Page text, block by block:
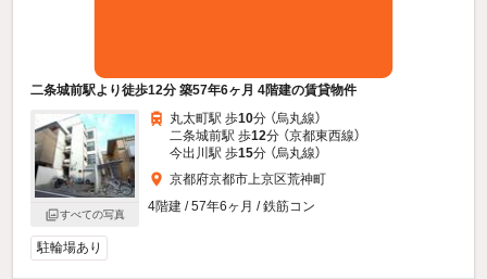
二条城前駅より徒歩12分 築57年6ヶ月 4階建の賃貸物件
すべての写真
丸太町駅 歩10分 （烏丸線）
二条城前駅 歩12分 （京都東西線）
今出川駅 歩15分 （烏丸線）
京都府京都市上京区荒神町
4階建 / 57年6ヶ月 / 鉄筋コン
駐輪場あり